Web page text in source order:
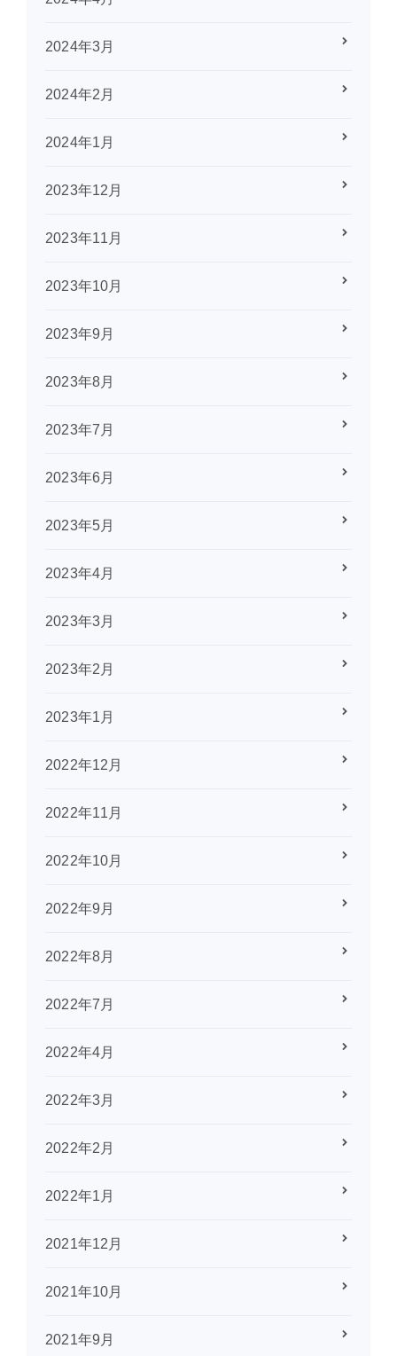
2024年3月
2024年2月
2024年1月
2023年12月
2023年11月
2023年10月
2023年9月
2023年8月
2023年7月
2023年6月
2023年5月
2023年4月
2023年3月
2023年2月
2023年1月
2022年12月
2022年11月
2022年10月
2022年9月
2022年8月
2022年7月
2022年4月
2022年3月
2022年2月
2022年1月
2021年12月
2021年10月
2021年9月